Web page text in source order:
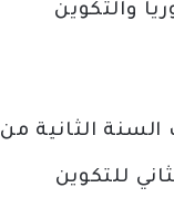
والتكوين
الثانية من
للتكوين